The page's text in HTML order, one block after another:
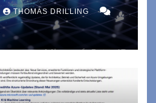
THOMAS DRILLING